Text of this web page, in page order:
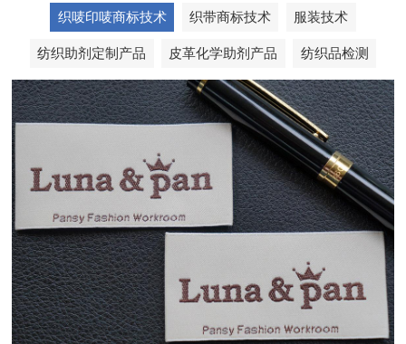
织唛印唛商标技术 织带商标技术 服装技术
纺织助剂定制产品 皮革化学助剂产品 纺织品检测